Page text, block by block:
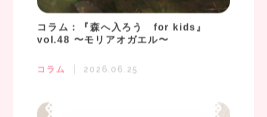
コラム：『森へ入ろう for kids』
vol.48 〜モリアオガエル〜
コラム 2026.06.25